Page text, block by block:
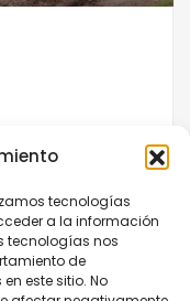
tecnologías
a la información
tecnologías nos
de
este sitio. No